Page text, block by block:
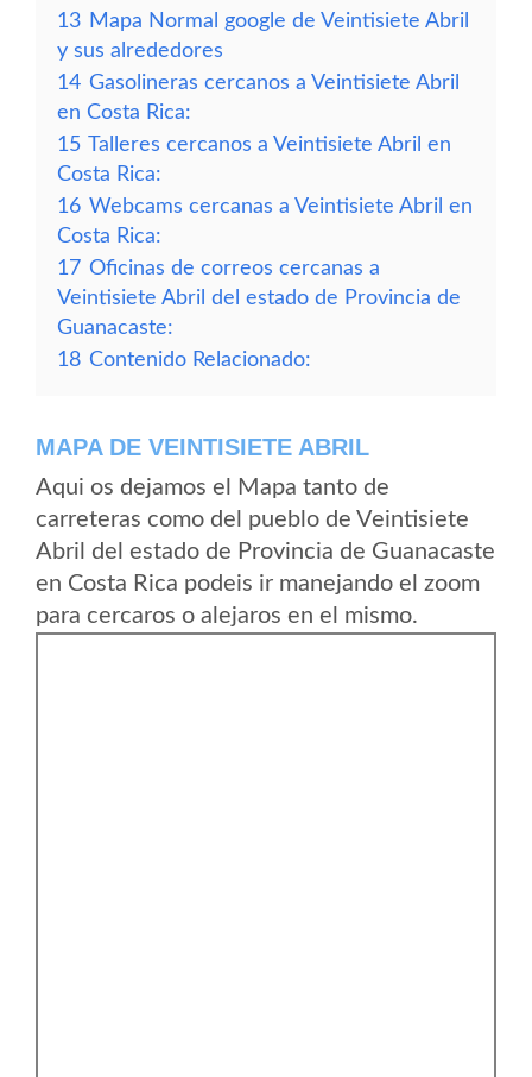
13 Mapa Normal google de Veintisiete Abril
y sus alrededores
14 Gasolineras cercanos a Veintisiete Abril
en Costa Rica:
15 Talleres cercanos a Veintisiete Abril en
Costa Rica:
16 Webcams cercanas a Veintisiete Abril en
Costa Rica:
17 Oficinas de correos cercanas a
Veintisiete Abril del estado de Provincia de
Guanacaste:
18 Contenido Relacionado:
MAPA DE VEINTISIETE ABRIL
Aqui os dejamos el Mapa tanto de
carreteras como del pueblo de Veintisiete
Abril del estado de Provincia de Guanacaste
en Costa Rica podeis ir manejando el zoom
para cercaros o alejaros en el mismo.